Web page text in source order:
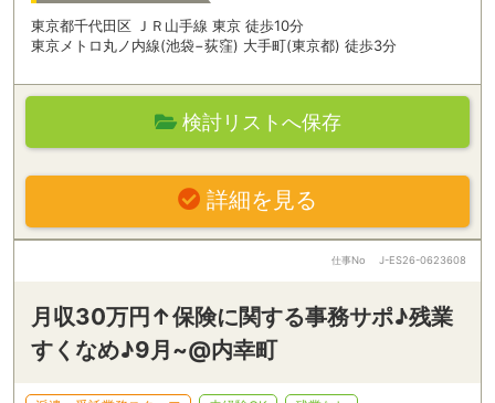
東京都千代田区 ＪＲ山手線 東京 徒歩10分
東京メトロ丸ノ内線(池袋−荻窪) 大手町(東京都) 徒歩3分
検討リストへ保存
詳細を見る
仕事No J-ES26-0623608
月収30万円↑保険に関する事務サポ♪残業
すくなめ♪9月~@内幸町